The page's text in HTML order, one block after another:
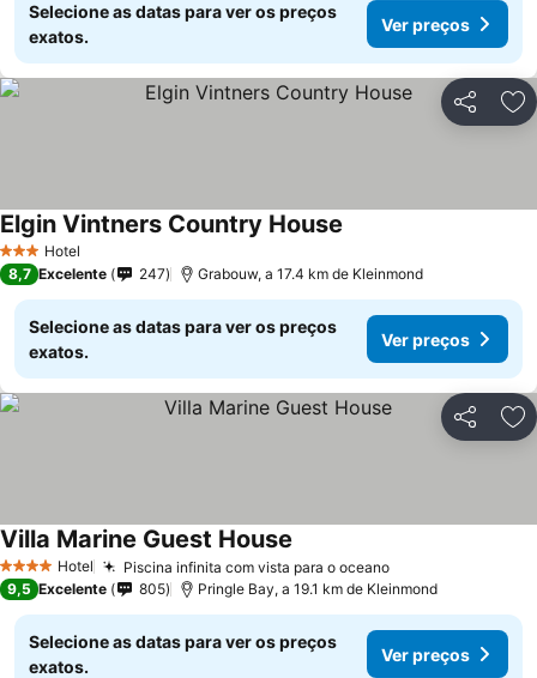
Selecione as datas para ver os preços
exatos.
Ver preços
Partilhar
3 EstrelasHotel
Elgin Vintners Country House
8,7 Excelente 247 Grabouw, a 17.4 km de Kleinmond
Selecione as datas para ver os preços
exatos.
Ver preços
Partilhar
4 EstrelasHotel Piscina infinita com vista para o oceano
Villa Marine Guest House
9,5 Excelente 805 Pringle Bay, a 19.1 km de Kleinmond
Selecione as datas para ver os preços
exatos.
Ver preços